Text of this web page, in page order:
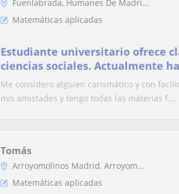
Fuenlabrada, Humanes De Madri...
Matemáticas aplicadas
Estudiante universitario ofrece
ciencias sociales. Actualmente
relaciones internacionales y
selectividad
Me considero alguien carismático y con
mis amistades y tengo todas las materias f...
Tomás
Arroyomolinos Madrid, Arroyom...
Matemáticas aplicadas